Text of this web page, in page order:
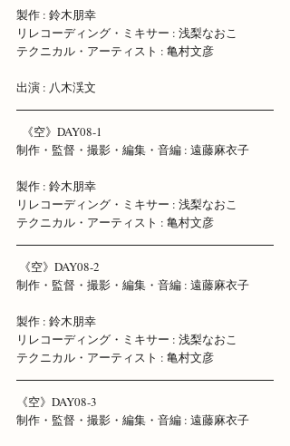
製作 : 鈴木朋幸
リレコーディング・ミキサー : 浅梨なおこ
テクニカル・アーティスト : 亀村文彦
出演 : 八木渓文
  《空》DAY08-1
制作・監督・撮影・編集・音編 : 遠藤麻衣子
製作 : 鈴木朋幸
リレコーディング・ミキサー : 浅梨なおこ
テクニカル・アーティスト : 亀村文彦
《空》DAY08-2
制作・監督・撮影・編集・音編 : 遠藤麻衣子
製作 : 鈴木朋幸
リレコーディング・ミキサー : 浅梨なおこ
テクニカル・アーティスト : 亀村文彦
《空》DAY08-3
制作・監督・撮影・編集・音編 : 遠藤麻衣子